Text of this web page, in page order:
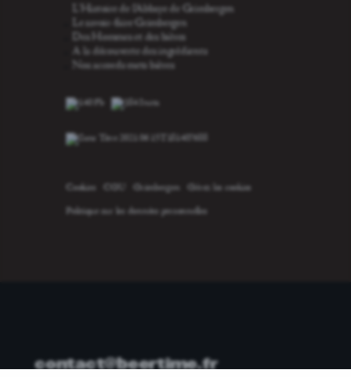
L'Histoire de l'Abbaye de Grimbergen
Le savoir-faire Grimbergen
Des Hommes et des bières
A la découverte des ingrédients
Nos accords mets bières
Cookies Grimbergen
Gérez les cookies
Politique sur les données personnelles
contact@beertime.fr